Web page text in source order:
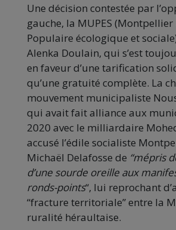
Une décision contestée par
gauche, la MUPES
Populaire écologique et
Alenka Doulain, qui s’est
en faveur d’une tarification
qu’une gratuité complète. La
mouvement municipaliste
qui avait fait alliance aux
2020 avec le milliardaire
accusé l’édile socialiste
Michaël Delafosse de “mépris
d’une sourde oreille aux
ronds-points“, lui reprochant
“fracture territoriale” entre la
ruralité héraultaise.